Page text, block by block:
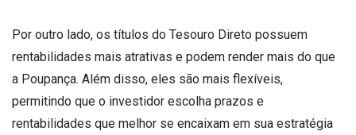
Por outro lado, os títulos do Tesouro Direto possuem
rentabilidades mais atrativas e podem render mais do que
a Poupança. Além disso, eles são mais flexíveis,
permitindo que o investidor escolha prazos e
rentabilidades que melhor se encaixam em sua estratégia